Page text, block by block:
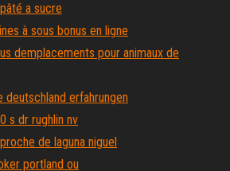
a sucre
à sous bonus en ligne
demplacements pour animaux de
deutschland erfahrungen
s dr rughlin nv
de laguna niguel
portland ou